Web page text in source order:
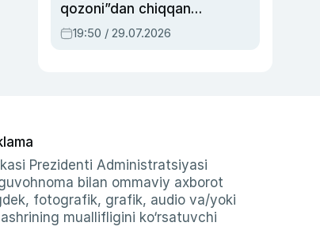
qozoni”dan chiqqan
qahramon — Ukraina
armiyasi bosh
19:50 / 29.07.2026
Prezidenti Administratsiyasi
bilan ommaviy axborot
fotografik, grafik, audio va/yoki
muallifligini ko‘rsatuvchi